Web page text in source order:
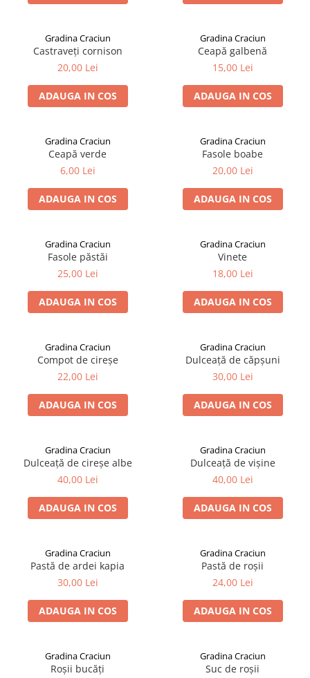
Gradina Craciun
Castraveți cornison
20,00 Lei
ADAUGA IN COS
Gradina Craciun
Ceapă galbenă
15,00 Lei
ADAUGA IN COS
Gradina Craciun
Ceapă verde
6,00 Lei
ADAUGA IN COS
Gradina Craciun
Fasole boabe
20,00 Lei
ADAUGA IN COS
Gradina Craciun
Fasole păstăi
25,00 Lei
ADAUGA IN COS
Gradina Craciun
Vinete
18,00 Lei
ADAUGA IN COS
Gradina Craciun
Compot de cireșe
22,00 Lei
ADAUGA IN COS
Gradina Craciun
Dulceață de căpșuni
30,00 Lei
ADAUGA IN COS
Gradina Craciun
Dulceață de cireșe albe
40,00 Lei
ADAUGA IN COS
Gradina Craciun
Dulceață de vișine
40,00 Lei
ADAUGA IN COS
Gradina Craciun
Pastă de ardei kapia
30,00 Lei
ADAUGA IN COS
Gradina Craciun
Pastă de roșii
24,00 Lei
ADAUGA IN COS
Gradina Craciun
Roșii bucăți
Gradina Craciun
Suc de roșii